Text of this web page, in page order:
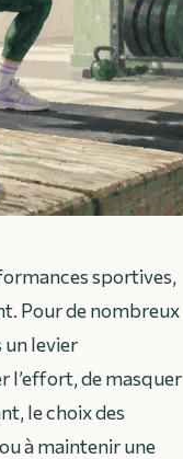
sportives,
Pour de nombreux
un levier
l’effort, de masquer
le choix des
à maintenir une